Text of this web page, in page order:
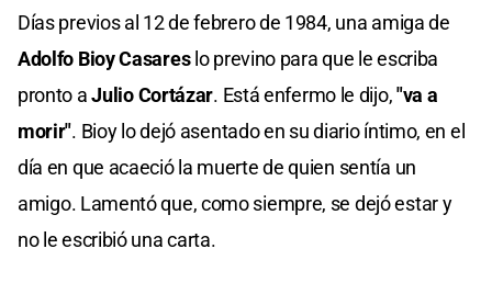
Días previos al 12 de febrero de 1984, una amiga de
Adolfo Bioy Casareslo previno para que le escriba
pronto aJulio Cortázar. Está enfermo le dijo,"va a
morir". Bioy lo dejó asentado en su diario íntimo, en el
día en que acaeció la muerte de quien sentía un
amigo. Lamentó que, como siempre, se dejó estar y
no le escribió una carta.